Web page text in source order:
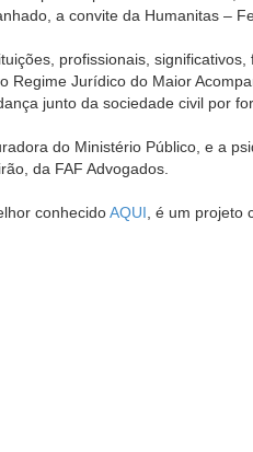
a convite da Humanitas –
profissionais, significativos,
Regime Jurídico do Maior
junto da sociedade civil por
do Ministério Público, e a
da FAF Advogados.
conhecidoAQUI , é um projeto